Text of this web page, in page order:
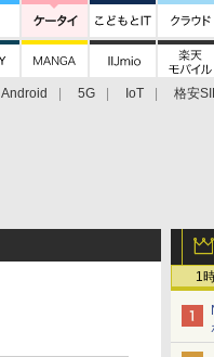
Android 5G IoT
格安
1